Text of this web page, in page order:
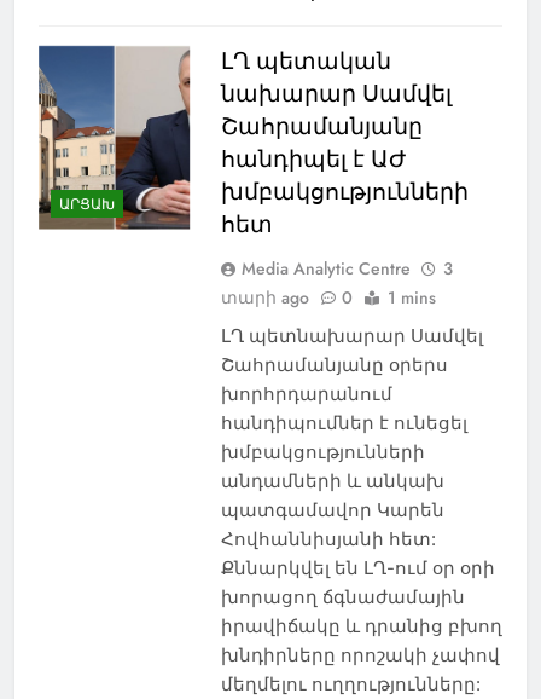
ԱՐՑԱԽ
ԼՂ պետական
նախարար Սամվել
Շահրամանյանը
հանդիպել է ԱԺ
խմբակցությունների
հետ
Media Analytic Centre
3
տարի ago
0 1 mins
ԼՂ պետնախարար Սամվել
Շահրամանյանը օրերս
խորհրդարանում
հանդիպումներ է ունեցել
խմբակցությունների
անդամների և անկախ
պատգամավոր Կարեն
Հովհաննիսյանի հետ:
Քննարկվել են ԼՂ-ում օր օրի
խորացող ճգնաժամային
իրավիճակը և դրանից բխող
խնդիրները որոշակի չափով
մեղմելու ուղղությունները: